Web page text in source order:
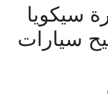
سيكويا
تصليح سيارات